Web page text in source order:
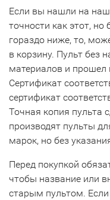
Если вы нашли на
точности как этот, но
гораздо ниже, то,
в корзину. Пульт без
материалов и прошел
Сертификат
сертификат
Точная копия пульта
производят пульты
марок, но без
Перед покупкой
чтобы название или
старым пультом.